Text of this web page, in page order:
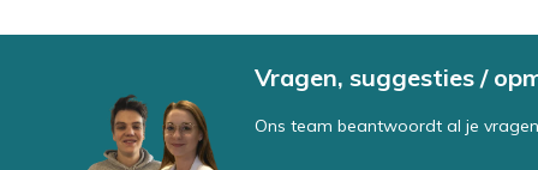
Vragen, suggesties /
Ons team beantwoordt al je